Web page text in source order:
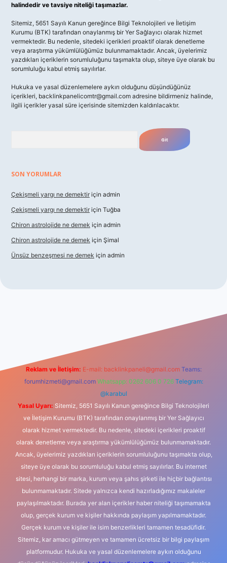
halindedir ve tavsiye niteliği taşımazlar.
Sitemiz, 5651 Sayılı Kanun gereğince Bilgi Teknolojileri ve İletişim
Kurumu (BTK) tarafından onaylanmış bir Yer Sağlayıcı olarak hizmet
vermektedir. Bu nedenle, sitedeki içerikleri proaktif olarak denetleme
veya araştırma yükümlülüğümüz bulunmamaktadır. Ancak, üyelerimiz
yazdıkları içeriklerin sorumluluğunu taşımakta olup, siteye üye olarak bu
sorumluluğu kabul etmiş sayılırlar.
Hukuka ve yasal düzenlemelere aykırı olduğunu düşündüğünüz
içerikleri, backlinkpanelicomtr@gmail.com adresine bildirmeniz halinde,
ilgili içerikler yasal süre içerisinde sitemizden kaldırılacaktır.
SON YORUMLAR
Çekişmeli yargı ne demektir için admin
Çekişmeli yargı ne demektir için Tuğba
Chiron astrolojide ne demek için admin
Chiron astrolojide ne demek için Şimal
Ünsüz benzeşmesi ne demek için admin
Reklam ve İletişim: E-mail: backlinkpaneli@gmail.com Teams:
forumhizmeti@gmail.com Whatsapp: 0262 606 0 726 Telegram:
@karabul
Yasal Uyarı: Sitemiz, 5651 Sayılı Kanun gereğince Bilgi Teknolojileri
ve İletişim Kurumu (BTK) tarafından onaylanmış bir Yer Sağlayıcı
olarak hizmet vermektedir. Bu nedenle, sitedeki içerikleri proaktif
olarak denetleme veya araştırma yükümlülüğümüz bulunmamaktadır.
Ancak, üyelerimiz yazdıkları içeriklerin sorumluluğunu taşımakta olup,
siteye üye olarak bu sorumluluğu kabul etmiş sayılırlar. Bu internet
sitesi, herhangi bir marka, kurum veya şahıs şirketi ile hiçbir bağlantısı
bulunmamaktadır. Sitede yalnızca kendi hazırladığımız makaleler
paylaşılmaktadır. Burada yer alan içerikler haber niteliği taşımamakta
olup, gerçek kurum ve kişiler hakkında paylaşım yapılmamaktadır.
Gerçek kurum ve kişiler ile isim benzerlikleri tamamen tesadüfidir.
Sitemiz, kar amacı gütmeyen ve tamamen ücretsiz bir bilgi paylaşım
platformudur. Hukuka ve yasal düzenlemelere aykırı olduğunu